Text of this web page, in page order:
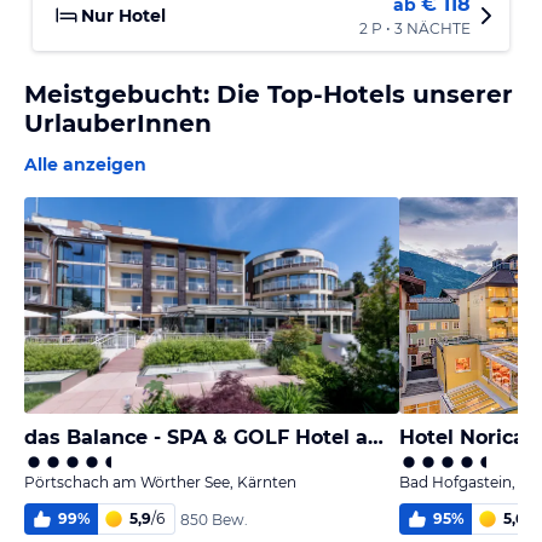
Nur Hotel
2 P • 3 NÄCHTE
Meistgebucht: Die Top-Hotels unserer
UrlauberInnen
Alle anzeigen
das Balance - SPA & GOLF Hotel am Wörthersee
Pörtschach am Wörther See, Kärnten
99% 5,9/6 850 Bew.
Bad Hofgastein,
95% 5,6